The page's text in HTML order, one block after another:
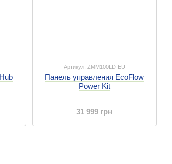
Артикул: ZMM100LD-EU
Панель управления EcoFlow
Power Kit
31 999 грн